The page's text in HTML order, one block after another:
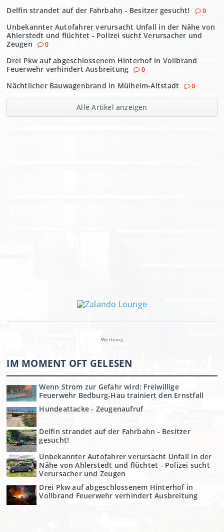
Delfin strandet auf der Fahrbahn - Besitzer gesucht! 0
Unbekannter Autofahrer verursacht Unfall in der Nähe von
Ahlerstedt und flüchtet - Polizei sucht Verursacher und
Zeugen
0
Drei Pkw auf abgeschlossenem Hinterhof in Vollbrand
Feuerwehr verhindert Ausbreitung
0
Nächtlicher Bauwagenbrand in Mülheim-Altstadt 0
Alle Artikel anzeigen
Werbung
IM MOMENT OFT GELESEN
Wenn Strom zur Gefahr wird: Freiwillige
Feuerwehr Bedburg-Hau trainiert den Ernstfall
Hundeattacke - Zeugenaufruf
Delfin strandet auf der Fahrbahn - Besitzer
gesucht!
Unbekannter Autofahrer verursacht Unfall in der
Nähe von Ahlerstedt und flüchtet - Polizei sucht
Verursacher und Zeugen
Drei Pkw auf abgeschlossenem Hinterhof in
Vollbrand Feuerwehr verhindert Ausbreitung